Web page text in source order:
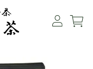
便４袋まで】